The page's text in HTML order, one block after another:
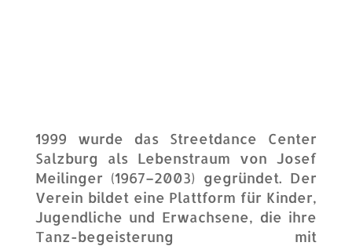
1999 wurde das Streetdance Center
Salzburg als Lebenstraum von Josef
Meilinger (1967–2003) gegründet. Der
Verein bildet eine Plattform für Kinder,
Jugendliche und Erwachsene, die ihre
Tanz-begeisterung mit